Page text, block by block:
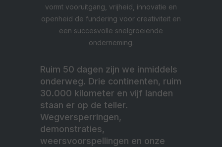
vormt vooruitgang, vrijheid, innovatie en
openheid de fundering voor creativiteit en
een succesvolle snelgroeiende
onderneming.
Ruim 50 dagen zijn we inmiddels
onderweg. Drie continenten, ruim
30.000 kilometer en vijf landen
staan er op de teller.
Wegversperringen,
demonstraties,
weersvoorspellingen en onze